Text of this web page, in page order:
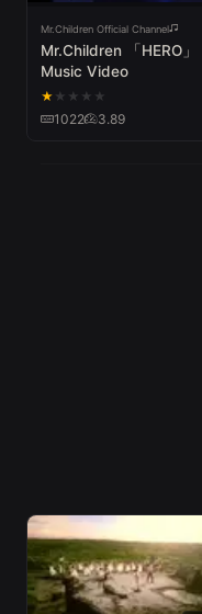
Mr.Children Official Channel
Mr.Children 「HERO」
Music Video
★ ★ ★ ★ ★
1022 3.89